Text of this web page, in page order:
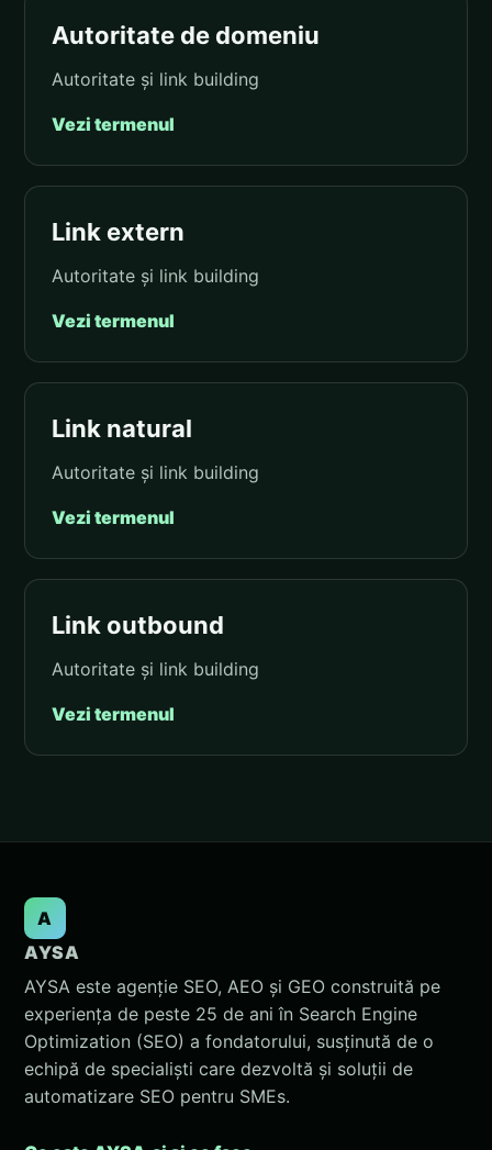
Autoritate de domeniu
Autoritate și link building
Vezi termenul
Link extern
Autoritate și link building
Vezi termenul
Link natural
Autoritate și link building
Vezi termenul
Link outbound
Autoritate și link building
Vezi termenul
A
AYSA
AYSA este agenție SEO, AEO și GEO construită pe
experiența de peste 25 de ani în Search Engine
Optimization (SEO) a fondatorului, susținută de o
echipă de specialiști care dezvoltă și soluții de
automatizare SEO pentru SMEs.